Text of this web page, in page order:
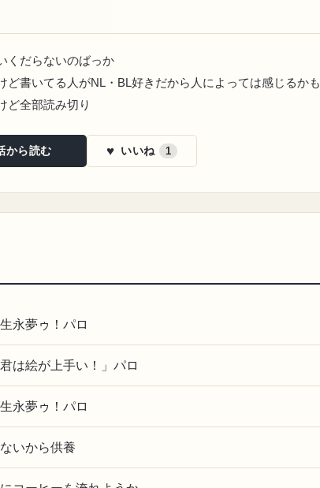
くだらないのばっか
ど書いてる人がNL・BL好きだから人によっては感じるかも
ど全部読み切り
から読む ♥ いいね 1
永夢ゥ！パロ
は絵が上手い！」パロ
永夢ゥ！パロ
いから供養